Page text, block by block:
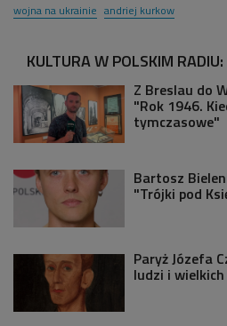
wojna na ukrainie andriej kurkow
KULTURA W POLSKIM RADIU:
Z Breslau do
"Rok 1946.
tymczasowe"
Bartosz
"Trójki pod
Paryż Józefa
ludzi i